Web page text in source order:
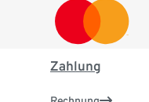
Zahlung